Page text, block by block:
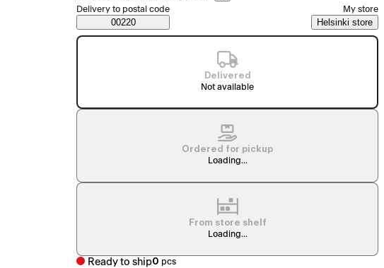
Saatavuustiedot
Select order method
Delivery to postal code
00220
My store
Helsinki store
Delivered
Not available
Ordered for pickup
Loading...
From store shelf
Loading...
Ready to ship0 pcs